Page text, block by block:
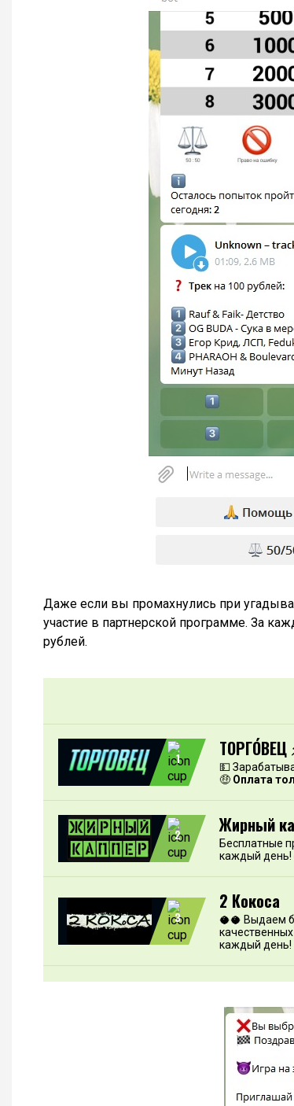
Даже если вы промахнулись при
участие в партнерской программе. За
рублей.
1 ТОРГО́ВЕЦ
💵
🤑 Оплата
2 Жирный
Бесплатные
каждый день!
3
2 Кокоса
🥥🥥 Выдаем
каждый день!